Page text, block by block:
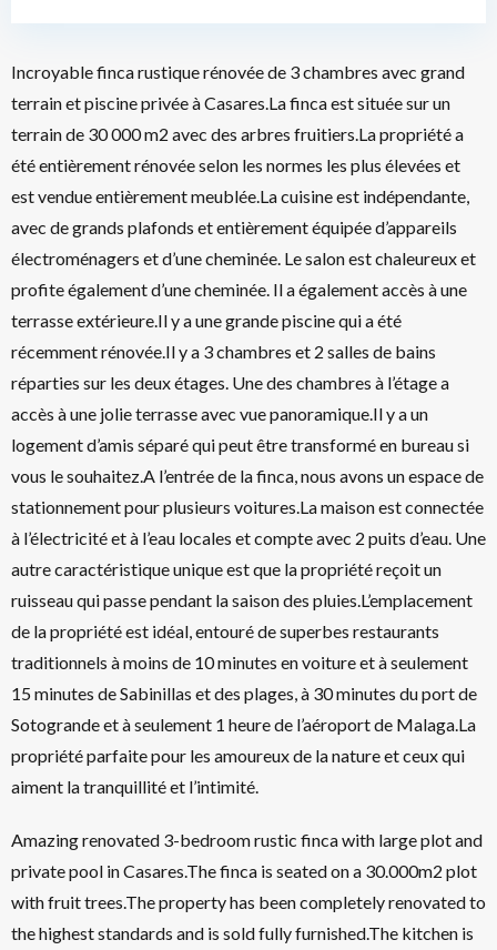
Incroyable finca rustique rénovée de 3 chambres avec grand
terrain et piscine privée à Casares.La finca est située sur un
terrain de 30 000 m2 avec des arbres fruitiers.La propriété a
été entièrement rénovée selon les normes les plus élevées et
est vendue entièrement meublée.La cuisine est indépendante,
avec de grands plafonds et entièrement équipée d’appareils
électroménagers et d’une cheminée. Le salon est chaleureux et
profite également d’une cheminée. Il a également accès à une
terrasse extérieure.Il y a une grande piscine qui a été
récemment rénovée.Il y a 3 chambres et 2 salles de bains
réparties sur les deux étages. Une des chambres à l’étage a
accès à une jolie terrasse avec vue panoramique.Il y a un
logement d’amis séparé qui peut être transformé en bureau si
vous le souhaitez.A l’entrée de la finca, nous avons un espace de
stationnement pour plusieurs voitures.La maison est connectée
à l’électricité et à l’eau locales et compte avec 2 puits d’eau. Une
autre caractéristique unique est que la propriété reçoit un
ruisseau qui passe pendant la saison des pluies.L’emplacement
de la propriété est idéal, entouré de superbes restaurants
traditionnels à moins de 10 minutes en voiture et à seulement
15 minutes de Sabinillas et des plages, à 30 minutes du port de
Sotogrande et à seulement 1 heure de l’aéroport de Malaga.La
propriété parfaite pour les amoureux de la nature et ceux qui
aiment la tranquillité et l’intimité.
Amazing renovated 3-bedroom rustic finca with large plot and
private pool in Casares.The finca is seated on a 30.000m2 plot
with fruit trees.The property has been completely renovated to
the highest standards and is sold fully furnished.The kitchen is